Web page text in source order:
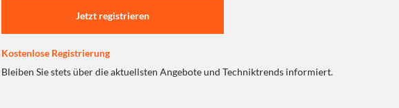
Jetzt registrieren
Kostenlose Registrierung
Bleiben Sie stets über die aktuellsten Angebote und Techniktrends informiert.